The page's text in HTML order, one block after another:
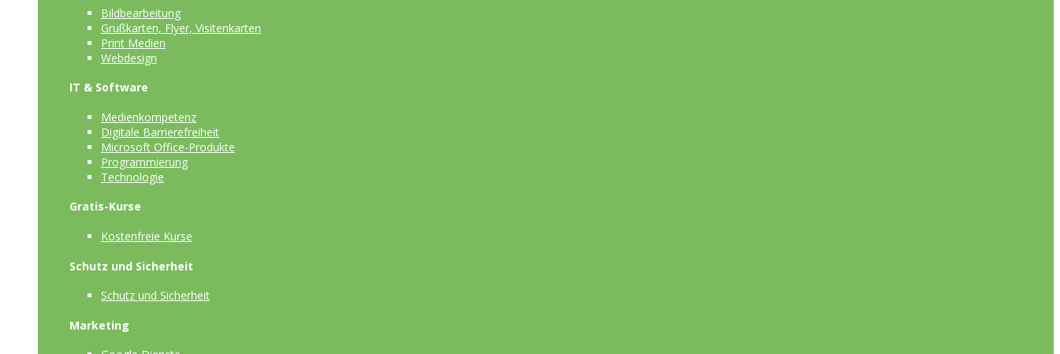
Bildbearbeitung
Grußkarten, Flyer, Visitenkarten
Print Medien
Webdesign
IT & Software
Medienkompetenz
Digitale Barrierefreiheit
Microsoft Office-Produkte
Programmierung
Technologie
Gratis-Kurse
Kostenfreie Kurse
Schutz und Sicherheit
Schutz und Sicherheit
Marketing